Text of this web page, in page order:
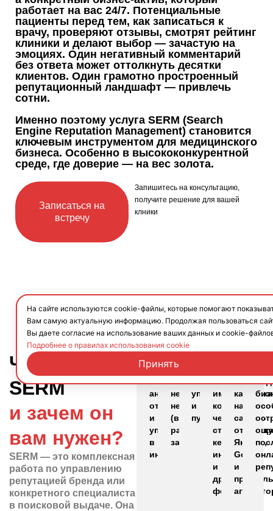
работает на вас 24/7. Потенциальные
пациенты перед тем, как записаться к
врачу, проверяют отзывы, смотрят рейтинг
клиники и делают выбор — зачастую на
эмоциях. Один негативный комментарий
без ответа может оттолкнуть десятки
клиентов. Один грамотно простроенный
репутационный ландшафт — привлечь
сотни.
Именно поэтому услуга SERM (Search
Engine Reputation Management) становится
ключевым инструментом для медицинского
бизнеса. Особенно в высококонкурентной
среде, где доверие — на вес золота.
Записаться на
встречу
Запишитесь на консультацию,
получите решение для вашей
клники
Что такое
SERM
и зачем он
вам нужен?
SERM — это комплексная
работа по управлению
репутацией бренда или
конкретного специалиста
в поисковой выдаче. Она
01
Мониторинг
и
анализ
отзывов
и
упоминаний
в
интернете
02
Удаление
или
нейтрализация
негатива
(в
рамках
закона)
положительных
упоминаний
и
публикаций
позитивного
имиджа
компании
через
статьи,
кейсы,
интервью
и
другие
форматы
с
на
сайтах-
Яндекс,
Google
и
На сайте используются cookie-файлы, которые помогают
Вам самую актуальную информацию. Продолжая пользоваться
Вы даете согласие на использование ваших данных и cookie-
Подробнее о правилах использования cookie
Принять